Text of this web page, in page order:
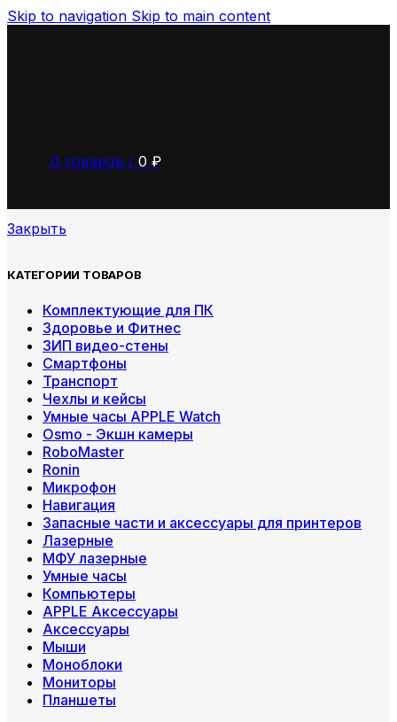
Skip to navigation Skip to main content
0 товаров / 0 ₽
Закрыть
КАТЕГОРИИ ТОВАРОВ
Комплектующие для ПК
Здоровье и Фитнес
ЗИП видео-стены
Смартфоны
Транспорт
Чехлы и кейсы
Умные часы APPLE Watch
Osmo - Экшн камеры
RoboMaster
Ronin
Микрофон
Навигация
Запасные части и аксессуары для принтеров
Лазерные
МФУ лазерные
Умные часы
Компьютеры
APPLE Аксессуары
Аксессуары
Мыши
Моноблоки
Мониторы
Планшеты